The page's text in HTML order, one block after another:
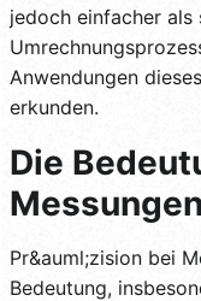
jedoch einfacher als
Anwendungen
erkunden.
Die
Messungen
Pr&auml;zision bei
Bedeutung,